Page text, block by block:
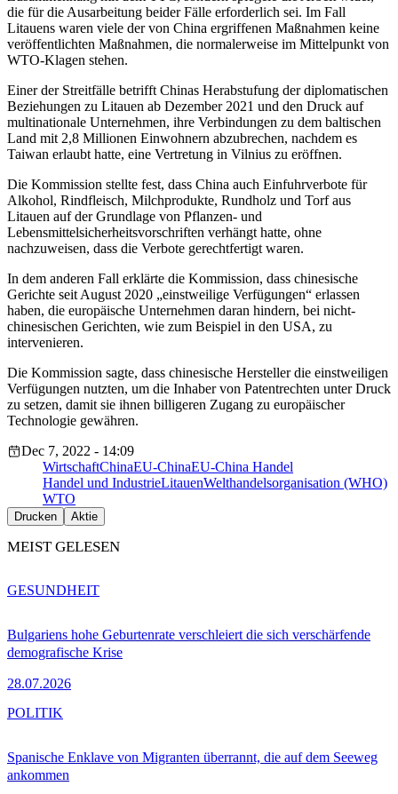
die für die Ausarbeitung beider Fälle erforderlich sei. Im Fall
Litauens waren viele der von China ergriffenen Maßnahmen keine
veröffentlichten Maßnahmen, die normalerweise im Mittelpunkt von
WTO-Klagen stehen.
Einer der Streitfälle betrifft Chinas Herabstufung der diplomatischen
Beziehungen zu Litauen ab Dezember 2021 und den Druck auf
multinationale Unternehmen, ihre Verbindungen zu dem baltischen
Land mit 2,8 Millionen Einwohnern abzubrechen, nachdem es
Taiwan erlaubt hatte, eine Vertretung in Vilnius zu eröffnen.
Die Kommission stellte fest, dass China auch Einfuhrverbote für
Alkohol, Rindfleisch, Milchprodukte, Rundholz und Torf aus
Litauen auf der Grundlage von Pflanzen- und
Lebensmittelsicherheitsvorschriften verhängt hatte, ohne
nachzuweisen, dass die Verbote gerechtfertigt waren.
In dem anderen Fall erklärte die Kommission, dass chinesische
Gerichte seit August 2020 „einstweilige Verfügungen“ erlassen
haben, die europäische Unternehmen daran hindern, bei nicht-
chinesischen Gerichten, wie zum Beispiel in den USA, zu
intervenieren.
Die Kommission sagte, dass chinesische Hersteller die einstweiligen
Verfügungen nutzten, um die Inhaber von Patentrechten unter Druck
zu setzen, damit sie ihnen billigeren Zugang zu europäischer
Technologie gewähren.
Dec 7, 2022 - 14:09
WirtschaftChinaEU-ChinaEU-China Handel
Handel und IndustrieLitauenWelthandelsorganisation (WHO)
WTO
Drucken Aktie
MEIST GELESEN
Bulgariens hohe Geburtenrate verschleiert die sich verschärfende
demografische Krise
28.07.2026
GESUNDHEIT
Spanische Enklave von Migranten überrannt, die auf dem Seeweg
ankommen
POLITIK